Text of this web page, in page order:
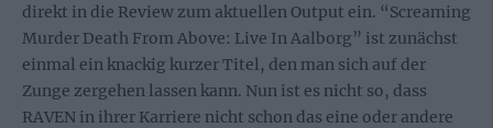
direkt in die Review zum aktuellen Output ein. “Screaming
Murder Death From Above: Live In Aalborg” ist zunächst
einmal ein knackig kurzer Titel, den man sich auf der
Zunge zergehen lassen kann. Nun ist es nicht so, dass
RAVEN in ihrer Karriere nicht schon das eine oder andere